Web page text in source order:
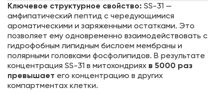
Ключевое структурное свойство: SS-31 —
амфипатический пептид с чередующимися
ароматическими и заряженными остатками. Это
позволяет ему одновременно взаимодействовать с
гидрофобным липидным бислоем мембраны и
полярными головками фосфолипидов. В результате
концентрация SS-31 в митохондриях в 5000 раз
превышает его концентрацию в других
компартментах клетки.